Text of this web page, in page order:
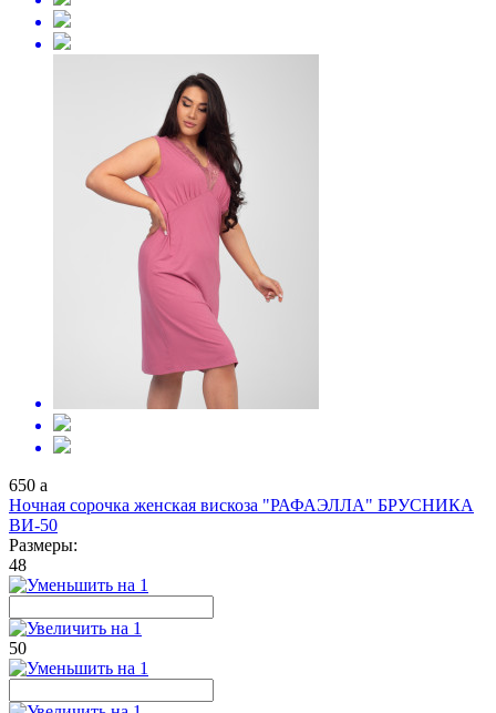
650 a
Ночная сорочка женская вискоза "РАФАЭЛЛА" БРУСНИКА
ВИ-50
Размеры:
48
50